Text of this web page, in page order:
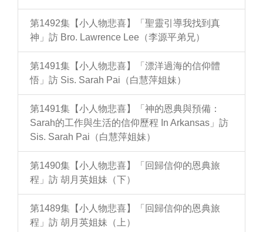
第1492集【小人物悲喜】「聖靈引導我找到真
神」訪 Bro. Lawrence Lee（李源平弟兄）
第1491集【小人物悲喜】「漂洋過海的信仰體
悟」訪 Sis. Sarah Pai（白慧萍姐妹）
第1491集【小人物悲喜】「神的恩典與預備：
Sarah的工作與生活的信仰歷程 In Arkansas」訪
Sis. Sarah Pai（白慧萍姐妹）
第1490集【小人物悲喜】「回歸信仰的恩典旅
程」訪 胡月英姐妹（下）
第1489集【小人物悲喜】「回歸信仰的恩典旅
程」訪 胡月英姐妹（上）